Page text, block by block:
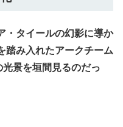
・タイールの幻影に導か
踏み入れたアークチーム
景を垣間見るのだっ